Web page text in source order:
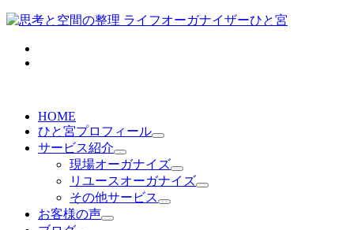
HOME
ひと宮プロフィール
サービス紹介
現場オーガナイズ
リユースオーガナイズ
その他サービス
お客様の声